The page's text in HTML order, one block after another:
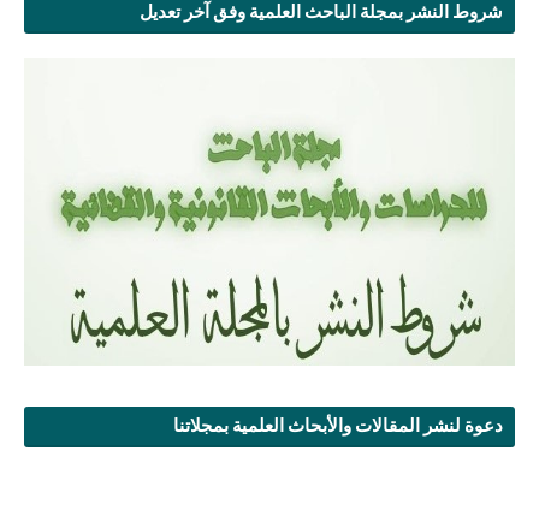
شروط النشر بمجلة الباحث العلمية وفق آخر تعديل
دعوة لنشر المقالات والأبحاث العلمية بمجلاتنا